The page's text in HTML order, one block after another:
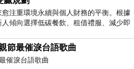
注重環境永續與個人財務的平衡。根據
傾向選擇低碳餐飲、租借禮服、減少即
節最催淚台語歌曲
催淚台語歌曲